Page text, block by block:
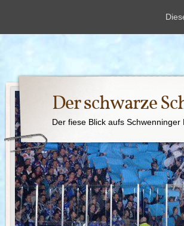
Der schwarze
Der fiese Blick aufs Schwenninger